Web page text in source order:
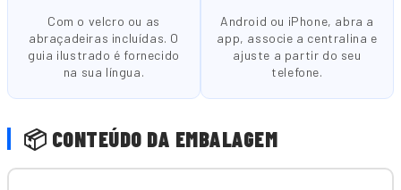
Com o velcro ou as
abraçadeiras incluídas. O
guia ilustrado é fornecido
na sua língua.
Android ou iPhone, abra a
app, associe a centralina e
ajuste a partir do seu
telefone.
📦 CONTEÚDO DA EMBALAGEM